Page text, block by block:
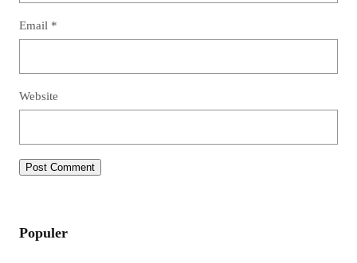
Email *
Website
Populer